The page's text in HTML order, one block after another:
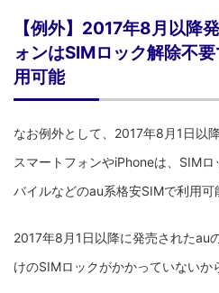
【例外】2017年8月以降
ォンはSIMロック解除不
用可能
なお例外として、2017年8月1日以
スマートフォンやiPhoneは、SIM
バイルなどのau系格安SIMで利用可
2017年8月1日以降に発売されたau
けのSIMロックがかかっていないか